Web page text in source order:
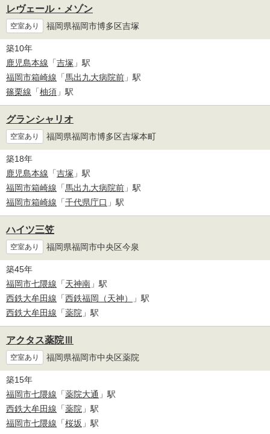
レヴェール・メゾン
空室あり 福岡県福岡市博多区吉塚
築10年
鹿児島本線 「吉塚 」駅
福岡市箱崎線 「馬出九大病院前 」駅
篠栗線 「柚須 」駅
グランシャリオ
空室あり 福岡県福岡市博多区吉塚本町
築18年
鹿児島本線 「吉塚 」駅
福岡市箱崎線 「馬出九大病院前 」駅
福岡市箱崎線 「千代県庁口 」駅
ハイツ三笠
空室あり 福岡県福岡市中央区今泉
築45年
福岡市七隈線 「天神南 」駅
西鉄大牟田線 「西鉄福岡（天神）
」駅
西鉄大牟田線 「薬院 」駅
アクタス薬院Ⅲ
空室あり 福岡県福岡市中央区薬院
築15年
福岡市七隈線 「薬院大通 」駅
西鉄大牟田線 「薬院 」駅
福岡市七隈線 「桜坂 」駅